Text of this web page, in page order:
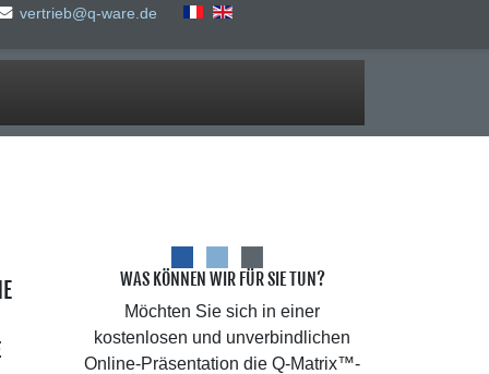
vertrieb@q-ware.de
WAS KÖNNEN WIR FÜR SIE TUN?
Möchten Sie sich in einer
kostenlosen und unverbindlichen
Online-Präsentation die Q-Matrix™-